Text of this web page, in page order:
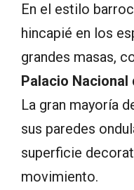
En el estilo
hincapié en los
grandes masas,
Palacio Nacional
La gran mayoría
sus paredes
superficie
movimiento.